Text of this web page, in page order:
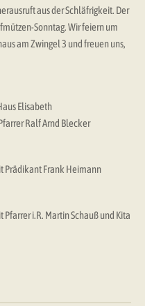
aus der Schläfrigkeit. Der
Sonntag. Wir feiern um
am Zwingel 3 und freuen uns,
Elisabeth
Ralf Arnd Blecker
Prädikant Frank Heimann
i.R. Martin Schauß und Kita